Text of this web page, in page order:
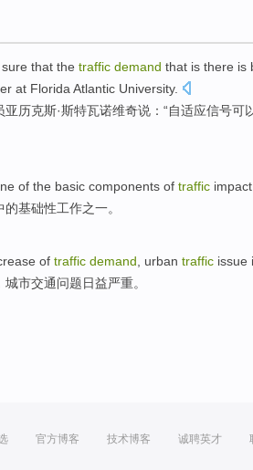
that the traffic demand that is there is
at Florida Atlantic University.
亚历克斯·斯特瓦诺维奇说：“自适应信号可
of the basic components of traffic impact
的基础性工作之一。
of traffic demand, urban traffic issue
城市交通问题日益严重。
官方博客 技术博客 诚聘英才